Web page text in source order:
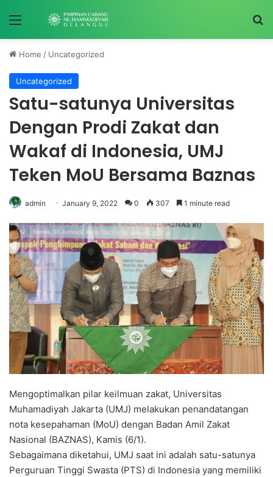
Home / Uncategorized
Uncategorized
Satu-satunya Universitas
Dengan Prodi Zakat dan
Wakaf di Indonesia, UMJ
Teken MoU Bersama Baznas
admin January 9, 2022 0 307 1 minute read
Mengoptimalkan pilar keilmuan zakat, Universitas
Muhamadiyah Jakarta (UMJ) melakukan penandatangan
nota kesepahaman (MoU) dengan Badan Amil Zakat
Nasional (BAZNAS), Kamis (6/1).
Sebagaimana diketahui, UMJ saat ini adalah satu-satunya
Perguruan Tinggi Swasta (PTS) di Indonesia yang memiliki